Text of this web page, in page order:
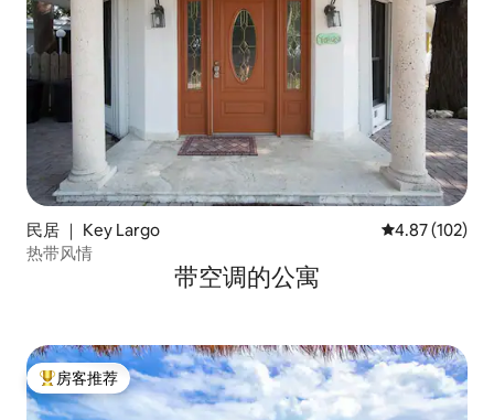
民居 ｜ Key Largo 平均评分 4.87
4.87 (102)
热带风情
带空调的公寓
热门「房客推荐」
房客推荐